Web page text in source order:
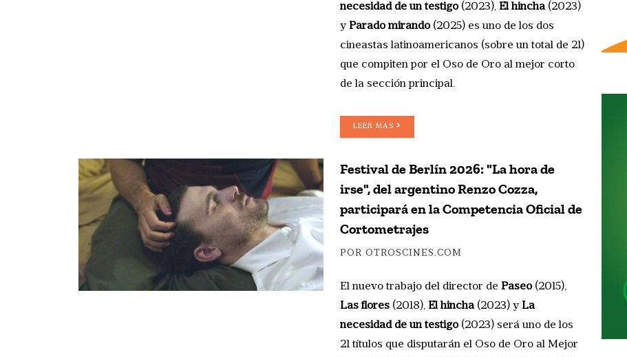
necesidad de un testigo(2023), El hincha(2023)
y Parado mirando(2025) es uno de los dos
cineastas latinoamericanos (sobre un total de 21)
que compiten por el Oso de Oro al mejor corto
de la sección principal.
LEER MAS
Festival de Berlín 2026: "La hora de
irse", del argentino Renzo Cozza,
participará en la Competencia Oficial de
Cortometrajes
POR OTROSCINES.COM
El nuevo trabajo del director de Paseo(2015),
Las flores (2018), El hincha (2023) y La
necesidad de un testigo(2023) será uno de los
21 títulos que disputarán el Oso de Oro al Mejor